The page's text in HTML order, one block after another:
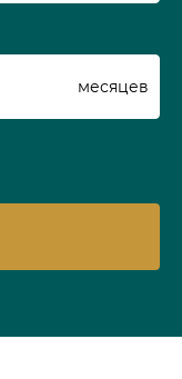
месяцев